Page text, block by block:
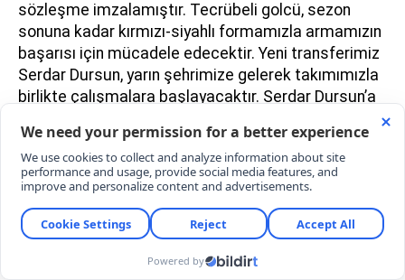
sözleşme imzalamıştır. Tecrübeli golcü, sezon
sonuna kadar kırmızı-siyahlı formamızla armamızın
başarısı için mücadele edecektir. Yeni transferimiz
Serdar Dursun, yarın şehrimize gelerek takımımızla
birlikte çalışmalara başlayacaktır. Serdar Dursun’a
armamız altında başarılı, ve gollerle dolu bir sezon
geçirmesini diliyoruz" ifadelerine yer verildi.